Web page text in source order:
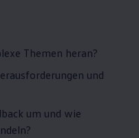
Themen heran?
und
um und wie